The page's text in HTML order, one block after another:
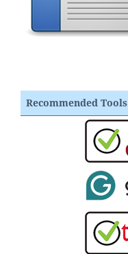
Recommended Tools